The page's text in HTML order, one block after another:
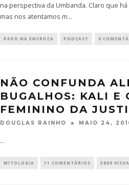
na perspectiva da Umbanda. Claro que
mas nos atentamos m...
PAPO NA ENCRUZA PODCAST 0
NÃO CONFUNDA
BUGALHOS: KALI E
FEMININO DA
DOUGLAS RAINHO MAIO 24,
...
MITOLOGIA 11 COMENTÁRIOS 3809